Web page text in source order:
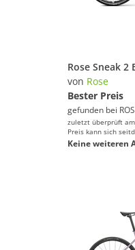
Rose Sneak 2
von Rose
Bester Preis
gefunden bei
zuletzt überprüft
Preis kann sich
Keine weiteren